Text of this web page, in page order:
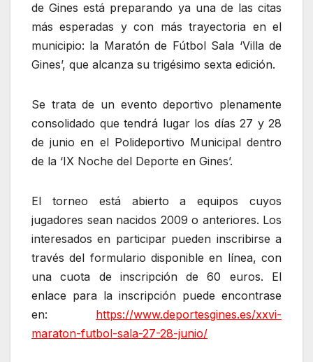
de Gines está preparando ya una de las citas
más esperadas y con más trayectoria en el
municipio: la Maratón de Fútbol Sala ‘Villa de
Gines’, que alcanza su trigésimo sexta edición.
Se trata de un evento deportivo plenamente
consolidado que tendrá lugar los días 27 y 28
de junio en el Polideportivo Municipal dentro
de la ‘IX Noche del Deporte en Gines’.
El torneo está abierto a equipos cuyos
jugadores sean nacidos 2009 o anteriores. Los
interesados en participar pueden inscribirse a
través del formulario disponible en línea, con
una cuota de inscripción de 60 euros. El
enlace para la inscripción puede encontrase
en: https://www.deportesgines.es/xxvi-
maraton-futbol-sala-27-28-junio/